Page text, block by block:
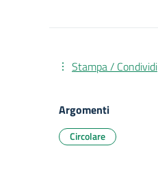
Stampa / Condividi
Argomenti
Circolare